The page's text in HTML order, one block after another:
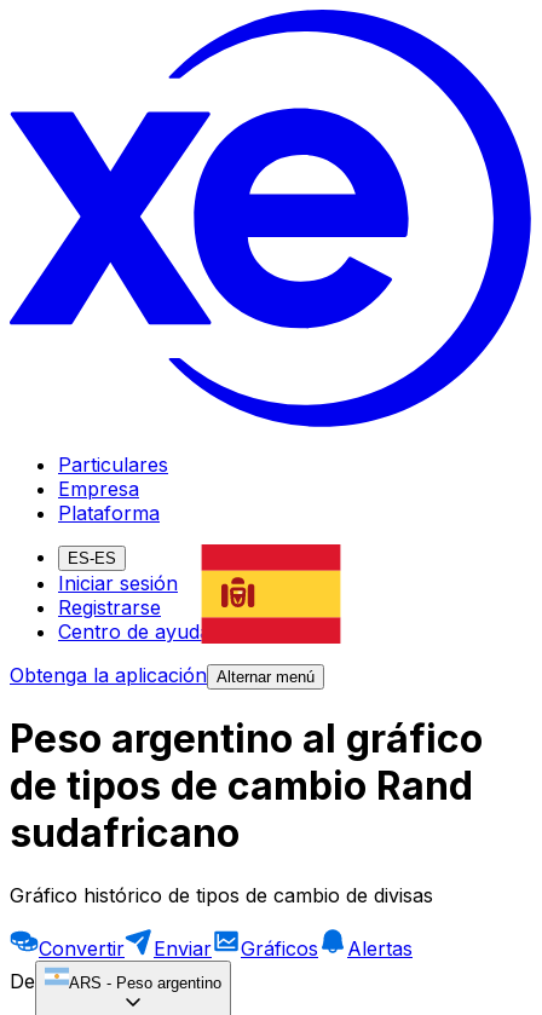
Particulares
Empresa
Plataforma
ES-ES
Iniciar sesión
Registrarse
Centro de ayuda
Obtenga la aplicación Alternar menú
Peso argentino al gráfico
de tipos de cambio Rand
sudafricano
Gráfico histórico de tipos de cambio de divisas
Convertir Enviar Gráficos
Alertas
De
ARS - Peso argentino